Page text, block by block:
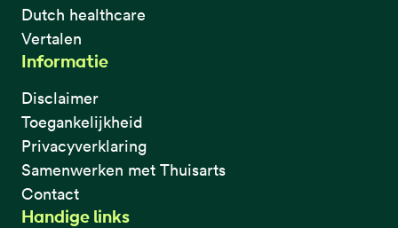
Dutch healthcare
Vertalen
Informatie
Disclaimer
Toegankelijkheid
Privacyverklaring
Samenwerken met Thuisarts
Contact
Handige links